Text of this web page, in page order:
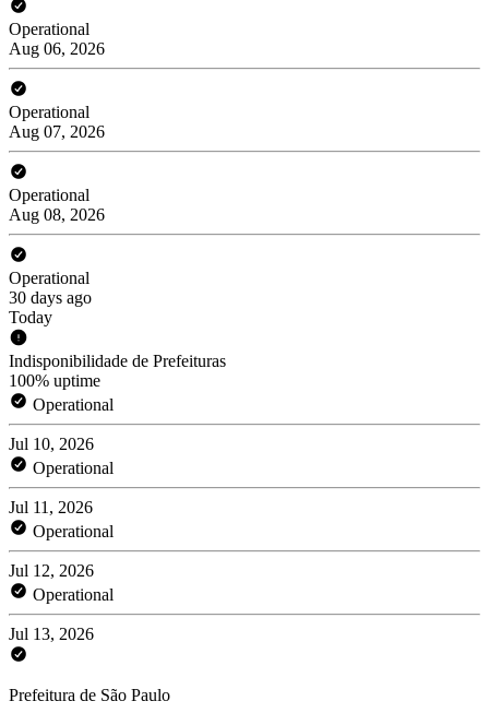
Operational
Aug 06, 2026
Operational
Aug 07, 2026
Operational
Aug 08, 2026
Operational
30 days ago
Today
Indisponibilidade de Prefeituras
100% uptime
Operational
Jul 10, 2026
Operational
Jul 11, 2026
Operational
Jul 12, 2026
Operational
Jul 13, 2026
Prefeitura de São Paulo